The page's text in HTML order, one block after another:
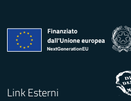
Link Esterni